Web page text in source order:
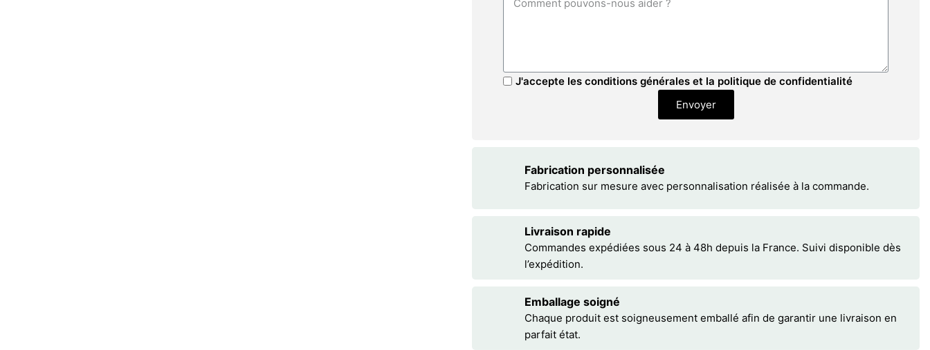
J'accepte les conditions générales et la politique de confidentialité
Envoyer
Fabrication personnalisée
Fabrication sur mesure avec personnalisation réalisée à la commande.
Livraison rapide
Commandes expédiées sous 24 à 48h depuis la France. Suivi disponible dès
l’expédition.
Emballage soigné
Chaque produit est soigneusement emballé afin de garantir une livraison en
parfait état.